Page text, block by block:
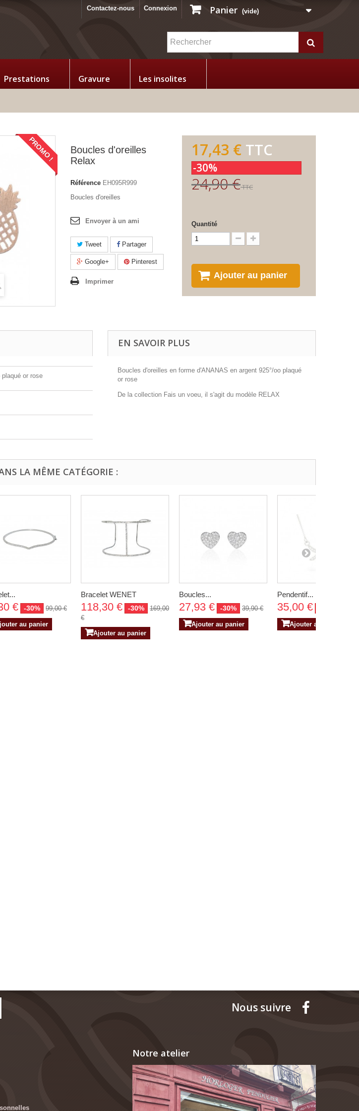
Panier (vide)
Connexion
Contactez-nous
Prestations Gravure Les insolites
PROMO !
Boucles d'oreilles
Relax
Référence EH095R999
Boucles d'oreilles
Envoyer à un ami
Tweet Partager
Google+ Pinterest
Imprimer
17,43 € TTC
-30%
24,90 €TTC
Quantité
Ajouter au panier
plaqué or rose
EN SAVOIR PLUS
Boucles d'oreilles en forme d'ANANAS en argent 925°/oo plaqué
or rose
De la collection Fais un voeu, il s'agit du modèle RELAX
LA MÊME CATÉGORIE :
€ -30% 99,00 €
au panier
Bracelet WENET
118,30 € -30%
169,00
€
Ajouter au panier
Boucles...
27,93 € -30% 39,90 €
Ajouter au panier
Pendentif...
35,00 €
Ajouter au panier
Nous suivre
Notre atelier